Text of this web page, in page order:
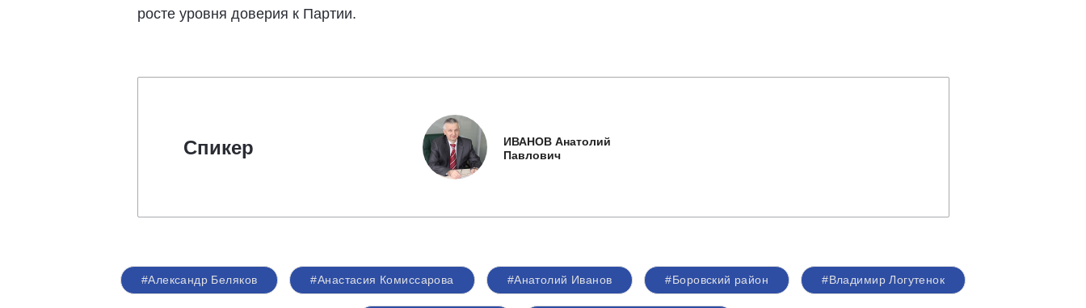
росте уровня доверия к Партии.
Спикер
ИВАНОВ Анатолий
Павлович
#Александр Беляков #Анастасия Комиссарова #Анатолий Иванов #Боровский район #Владимир Логутенок